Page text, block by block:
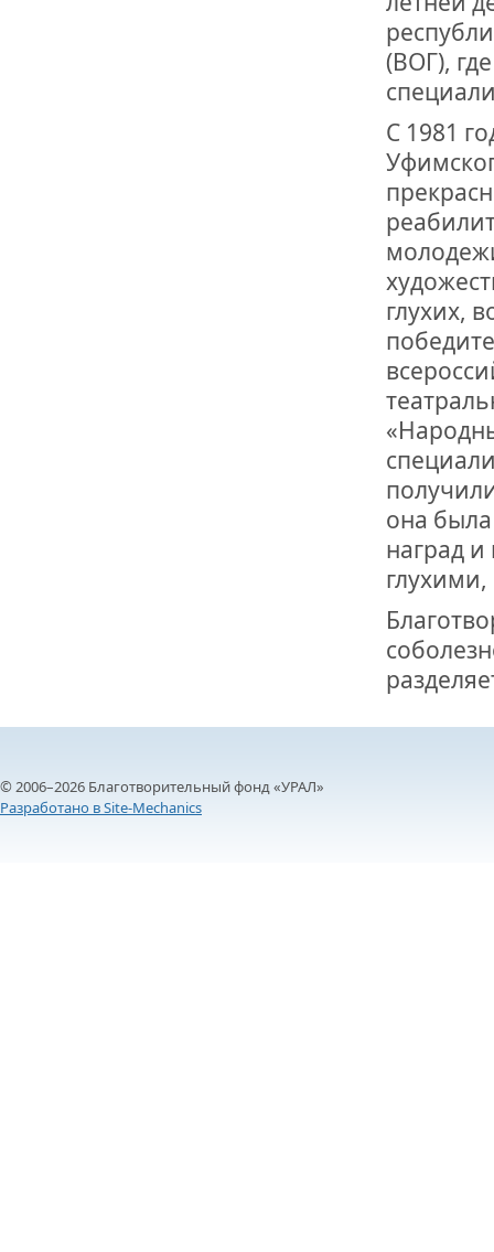
ДО
ЮСУПОВА
ЛЮБОЙ
ИНТЕРВЬЮ
«ВЕТЕРАН
МЕМОРИАЛ
ОТМЕТИЛА
РОССИИ
(ВОГ),
С 1981
глухих,
она
наград
© 2006–2026 Благотворительный фонд «УРАЛ»
Разработано в Site-Mechanics